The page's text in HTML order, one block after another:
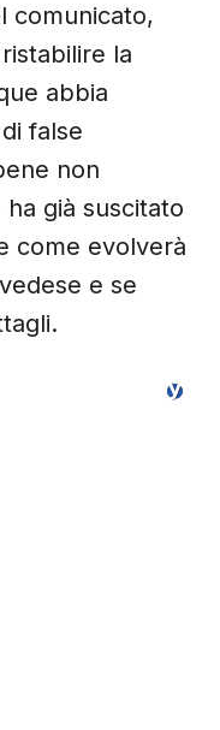
comunicato,
la
abbia
false
non
già suscitato
come evolverà
e se